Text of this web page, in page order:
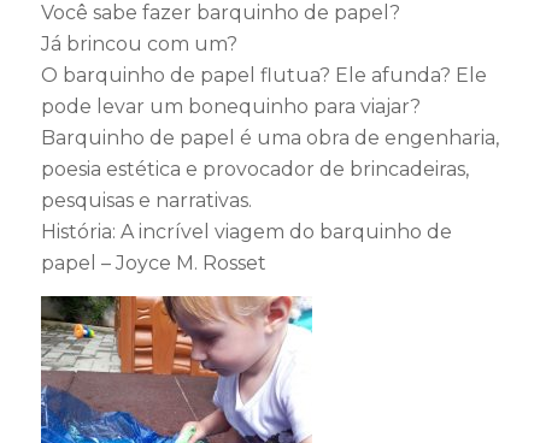
Você sabe fazer barquinho de papel?
Já brincou com um?
O barquinho de papel flutua? Ele afunda? Ele
pode levar um bonequinho para viajar?
Barquinho de papel é uma obra de engenharia,
poesia estética e provocador de brincadeiras,
pesquisas e narrativas.
História: A incrível viagem do barquinho de
papel – Joyce M. Rosset